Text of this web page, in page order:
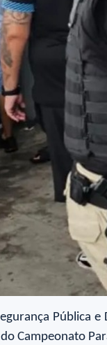
Pública
Campeonato